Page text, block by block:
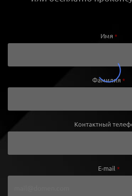
Имя *
Фамилия *
Контактный
E-mail *